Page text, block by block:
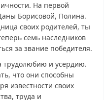
На первой
Борисовой, Полина.
своих родителей, ты
семь наследников
за звание победителя.
трудолюбию и усердию.
что они способны
известности своих
труда и